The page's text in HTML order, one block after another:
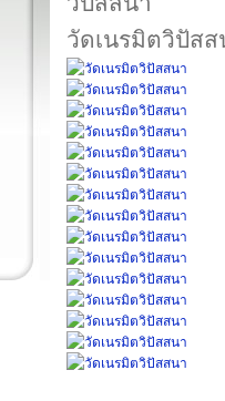
วัดเนรมิตวิปัสส